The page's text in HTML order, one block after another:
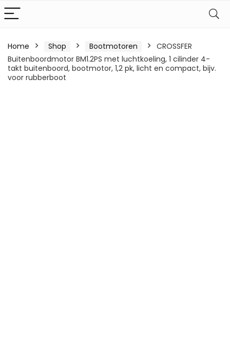
Home Shop Bootmotoren
CROSSFER
Buitenboordmotor BM1.2PS met luchtkoeling, 1 cilinder 4-
takt buitenboord, bootmotor, 1,2 pk, licht en compact, bijv.
voor rubberboot